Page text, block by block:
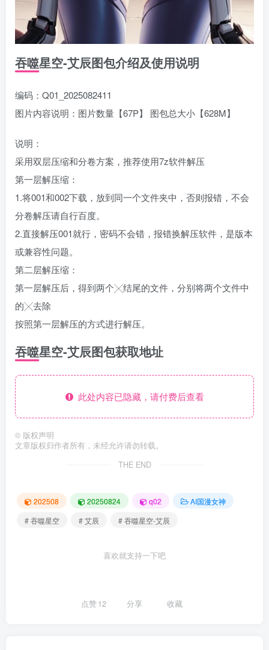
吞噬星空-艾辰图包介绍及使用说明
编码：Q01_2025082411
图片内容说明：图片数量【67P】 图包总大小【628M】
说明：
采用双层压缩和分卷方案，推荐使用7z软件解压
第一层解压缩：
1.将001和002下载，放到同一个文件夹中，否则报错，不会
分卷解压请自行百度。
2.直接解压001就行，密码不会错，报错换解压软件，是版本
或兼容性问题。
第二层解压缩：
第一层解压后，得到两个╳结尾的文件，分别将两个文件中
的╳去除
按照第一层解压的方式进行解压。
吞噬星空-艾辰图包获取地址
此处内容已隐藏，请付费后查看
© 版权声明
文章版权归作者所有，未经允许请勿转载。
THE END
202508 20250824 q02
AI国漫女神
# 吞噬星空
# 艾辰 # 吞噬星空-艾辰
喜欢就支持一下吧
点赞12 分享 收藏